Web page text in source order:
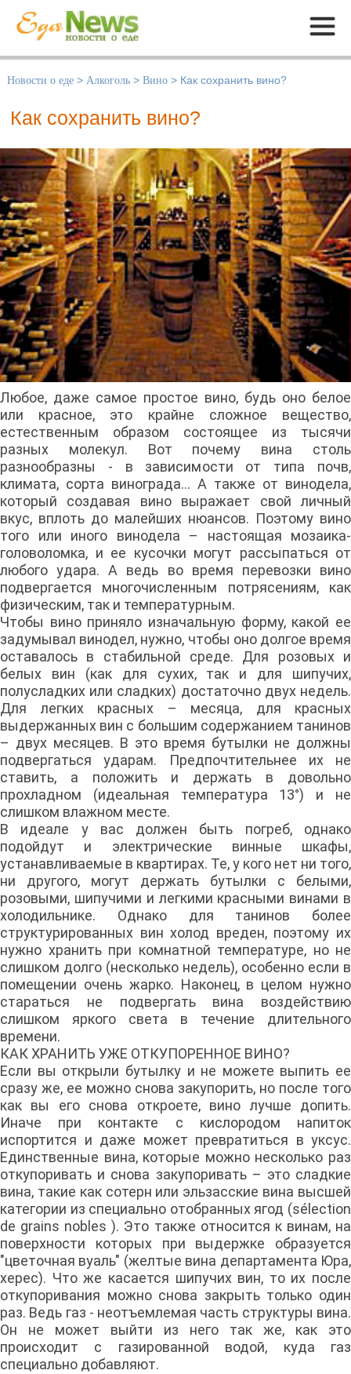
Меню
Новости о еде > Алкоголь > Вино > Как сохранить вино?
Как сохранить вино?
Любое, даже самое простое вино, будь оно белое
или красное, это крайне сложное вещество,
естественным образом состоящее из тысячи
разных молекул. Вот почему вина столь
разнообразны - в зависимости от типа почв,
климата, сорта винограда... А также от винодела,
который создавая вино выражает свой личный
вкус, вплоть до малейших нюансов. Поэтому вино
того или иного винодела – настоящая мозаика-
головоломка, и ее кусочки могут рассыпаться от
любого удара. А ведь во время перевозки вино
подвергается многочисленным потрясениям, как
физическим, так и температурным.
Чтобы вино приняло изначальную форму, какой ее
задумывал винодел, нужно, чтобы оно долгое время
оставалось в стабильной среде. Для розовых и
белых вин (как для сухих, так и для шипучих,
полусладких или сладких) достаточно двух недель.
Для легких красных – месяца, для красных
выдержанных вин с большим содержанием танинов
– двух месяцев. В это время бутылки не должны
подвергаться ударам. Предпочтительнее их не
ставить, а положить и держать в довольно
прохладном (идеальная температура 13°) и не
слишком влажном месте.
В идеале у вас должен быть погреб, однако
подойдут и электрические винные шкафы,
устанавливаемые в квартирах. Те, у кого нет ни того,
ни другого, могут держать бутылки с белыми,
розовыми, шипучими и легкими красными винами в
холодильнике. Однако для танинов более
структурированных вин холод вреден, поэтому их
нужно хранить при комнатной температуре, но не
слишком долго (несколько недель), особенно если в
помещении очень жарко. Наконец, в целом нужно
стараться не подвергать вина воздействию
слишком яркого света в течение длительного
времени.
КАК ХРАНИТЬ УЖЕ ОТКУПОРЕННОЕ ВИНО?
Если вы открыли бутылку и не можете выпить ее
сразу же, ее можно снова закупорить, но после того
как вы его снова откроете, вино лучше допить.
Иначе при контакте с кислородом напиток
испортится и даже может превратиться в уксус.
Единственные вина, которые можно несколько раз
откупоривать и снова закупоривать – это сладкие
вина, такие как сотерн или эльзасские вина высшей
категории из специально отобранных ягод (sélection
de grains nobles ). Это также относится к винам, на
поверхности которых при выдержке образуется
"цветочная вуаль" (желтые вина департамента Юра,
херес). Что же касается шипучих вин, то их после
откупоривания можно снова закрыть только один
раз. Ведь газ - неотъемлемая часть структуры вина.
Он не может выйти из него так же, как это
происходит с газированной водой, куда газ
специально добавляют.